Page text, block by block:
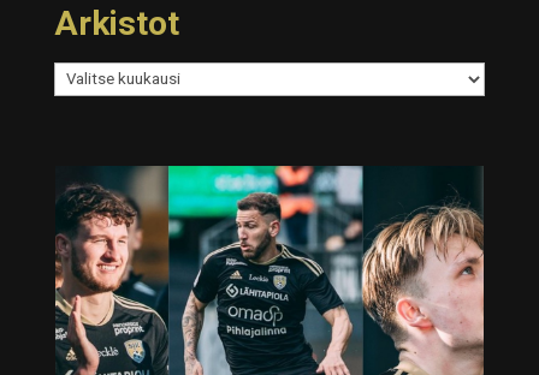
Arkistot
Arkistot